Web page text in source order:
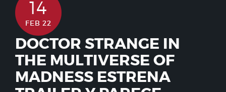
14
FEB 22
DOCTOR STRANGE IN
THE MULTIVERSE OF
MADNESS ESTRENA